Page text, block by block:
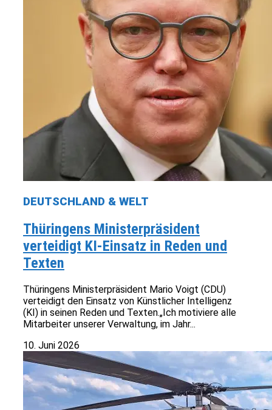
DEUTSCHLAND & WELT
Thüringens Ministerpräsident
verteidigt KI-Einsatz in Reden und
Texten
Thüringens Ministerpräsident Mario Voigt (CDU)
verteidigt den Einsatz von Künstlicher Intelligenz
(KI) in seinen Reden und Texten.„Ich motiviere alle
Mitarbeiter unserer Verwaltung, im Jahr...
10. Juni 2026